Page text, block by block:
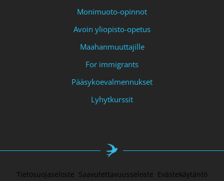
Monimuoto-opinnot
Avoin yliopisto-opetus
Maahanmuuttajille
For immigrants
Pääsykoevalmennukset
Lyhytkurssit
Tietosuojaseloste Saavutettavuusseloste Evästekäytäntö